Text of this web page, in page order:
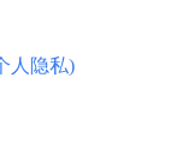
人隐私)